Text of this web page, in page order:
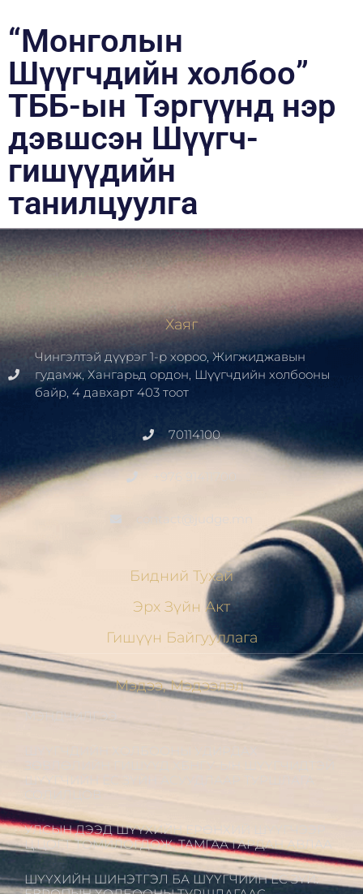
“Монголын
Шүүгчдийн холбоо”
ТББ-ын Тэргүүнд нэр
дэвшсэн Шүүгч-
гишүүдийн
танилцуулга
Хаяг
Чингэлтэй дүүрэг 1-р хороо, Жигжиджавын
гудамж, Хангарьд ордон, Шүүгчдийн холбооны
байр, 4 давхарт 403 тоот
70114100
contact@judge.mn
Бидний Тухай
Эрх Зүйн Акт
Гишүүн Байгууллага
Мэдээ, Мэдээлэл
МЭНДЧИЛГЭЭ
ШҮҮГЧДИЙН ХОЛБООНЫ УДИРДАХ
СОЛИЛЦОВ
УЛСЫН ДЭЭД ШҮҮХИЙН ЕРӨНХИЙ ШҮҮГЧЭЭР
Ц.ЦОГТ ТОМИЛОГДОЖ, ТАМГАА ГАРДАН АВЛАА
ШҮҮХИЙН ШИНЭТГЭЛ БА ШҮҮГЧИЙН ЁС ЗҮЙ: